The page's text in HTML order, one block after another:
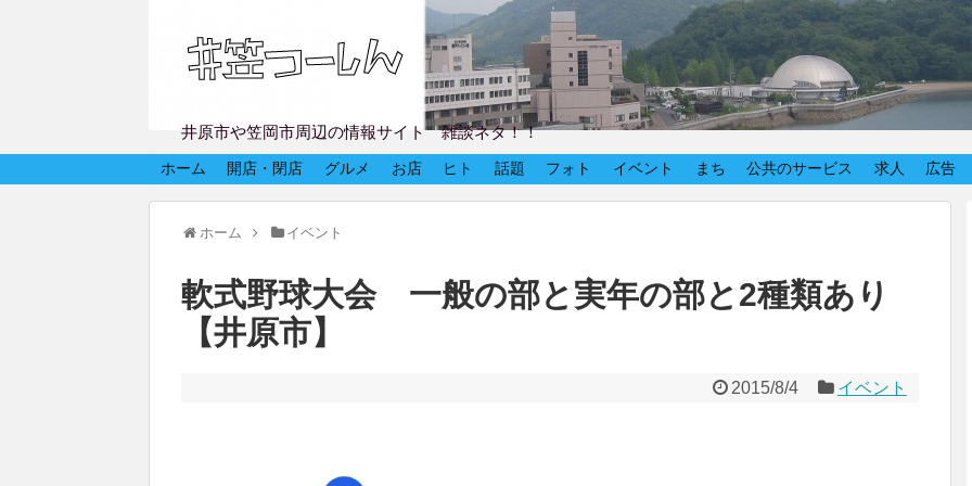
井原市や笠岡市周辺の情報サイト 雑談ネタ！！
ホーム 開店・閉店 グルメ お店 ヒト 話題 フォト イベント まち 公共のサービス 求人 広告
ホーム イベント
軟式野球大会 一般の部と実年の部と2種類あり
【井原市】
2015/8/4 イベント